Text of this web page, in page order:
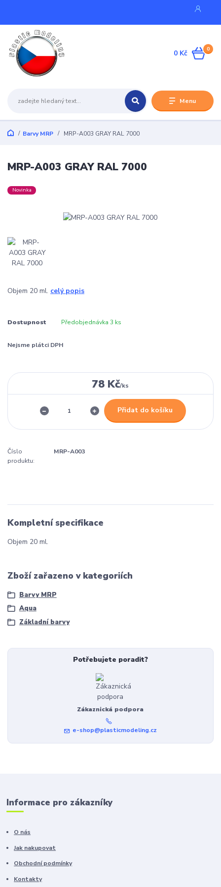
Menu
0
0 Kč
Barvy MRP MRP-A003 GRAY RAL 7000
MRP-A003 GRAY RAL 7000
Novinka
Objem 20 ml. celý popis
Dostupnost Předobjednávka 3 ks
Nejsme plátci DPH
78 Kč/ks
Přidat do košíku
Číslo
produktu:
MRP-A003
Kompletní specifikace
Objem 20 ml.
Zboží zařazeno v kategoriích
Barvy MRP
Aqua
Základní barvy
Potřebujete poradit?
Zákaznická podpora
e-shop@plasticmodeling.cz
Informace pro zákazníky
O nás
Jak nakupovat
Obchodní podmínky
Kontakty